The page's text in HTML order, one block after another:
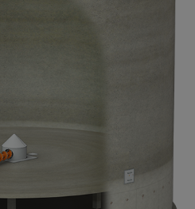
de alta presión.
diferentes puntos de la
representación más
adaptarse prácticamente a
o tráiler
con camiones de hasta